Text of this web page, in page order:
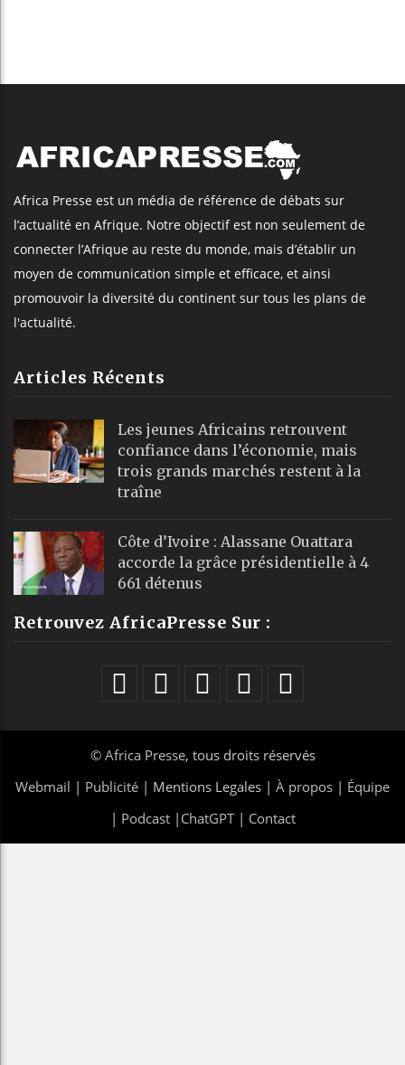
Africa Presse est un média de référence de débats sur
l’actualité en Afrique. Notre objectif est non seulement de
connecter l’Afrique au reste du monde, mais d’établir un
moyen de communication simple et efficace, et ainsi
promouvoir la diversité du continent sur tous les plans de
l'actualité.
Articles Récents
Les jeunes Africains retrouvent
confiance dans l’économie, mais
trois grands marchés restent à la
traîne
Côte d’Ivoire : Alassane Ouattara
accorde la grâce présidentielle à 4
661 détenus
Retrouvez AfricaPresse Sur :
© Africa Presse, tous droits réservés
Webmail | Publicité | Mentions Legales | À propos | Équipe
| Podcast| ChatGPT| Contact